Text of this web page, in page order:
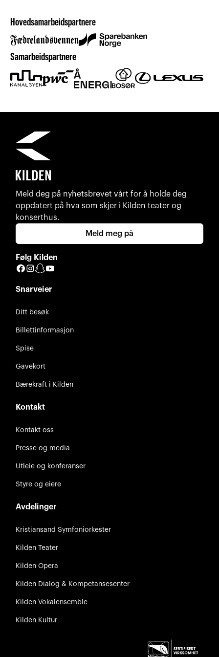
Hovedsamarbeidspartnere
Samarbeidspartnere
Meld deg på nyhetsbrevet vårt for å holde deg
oppdatert på hva som skjer i Kilden teater og
konserthus.
Meld meg på
Følg Kilden
Facebook
Instagram
Snapchat
Snarveier
Ditt besøk
Billettinformasjon
Spise
Gavekort
Bærekraft i Kilden
Kontakt
Kontakt oss
Presse og media
Utleie og konferanser
Styre og eiere
Avdelinger
Kristiansand Symfoniorkester
Kilden Teater
Kilden Opera
Kilden Dialog & Kompetansesenter
Kilden Vokalensemble
Kilden Kultur